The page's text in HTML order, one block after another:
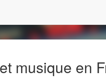
musique en